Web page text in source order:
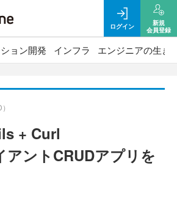
ログイン
新規
会員登録
ョン開発 インフラ エンジニアの生き
+ Curl
アントCRUDアプリを